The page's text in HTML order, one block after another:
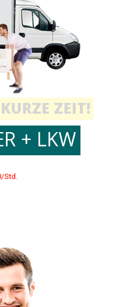
+ LKW
Std.
ZEIT!